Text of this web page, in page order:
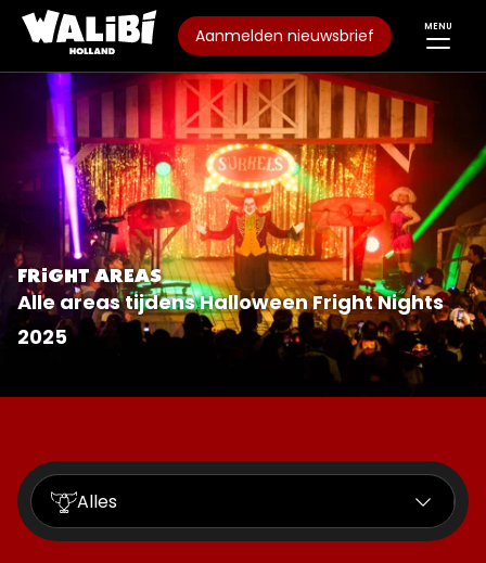
Aanmelden nieuwsbrief MENU
FRIGHT AREAS
Alle areas tijdens Halloween Fright Nights
2025
Alles